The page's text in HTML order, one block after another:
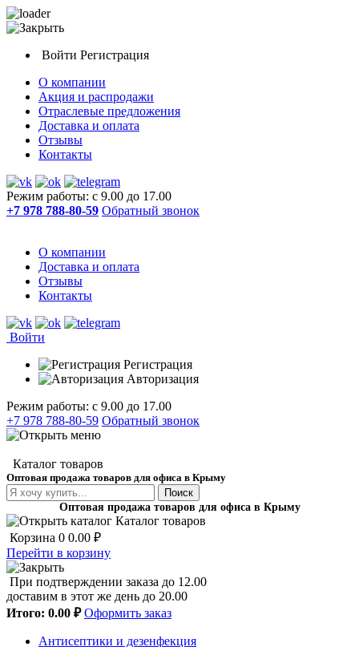
Войти Регистрация
О компании
Акция и распродажи
Отраслевые предложения
Доставка и оплата
Отзывы
Контакты
Режим работы: с 9.00 до 17.00
+7 978 788-80-59 Обратный звонок
О компании
Доставка и оплата
Отзывы
Контакты
Войти
Регистрация
Авторизация
Режим работы: с 9.00 до 17.00
+7 978 788-80-59 Обратный звонок
Каталог товаров
Оптовая продажа товаров для офиса в Крыму
Поиск
Оптовая продажа товаров для офиса в Крыму
Каталог товаров
Корзина 0 0.00 ₽
Перейти в корзину
При подтверждении заказа до 12.00
доставим в этот же день до 20.00
Итого: 0.00 ₽ Оформить заказ
Антисептики и дезенфекция